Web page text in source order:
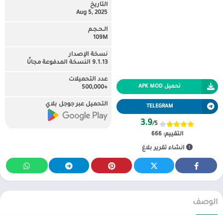
تحميل APK MOD
TELEGRAM
3.9/5
التقييم: 666
انشاء تقرير بلاغ
التاريخ
Aug 5, 2025
الـحـجـم
109M
نسخة الإصدار
9.1.13 النسخة المدفوعة مجانًا
عدد التحميلات
+500,000
التحميل عبر جوجل بلاي
الوصف